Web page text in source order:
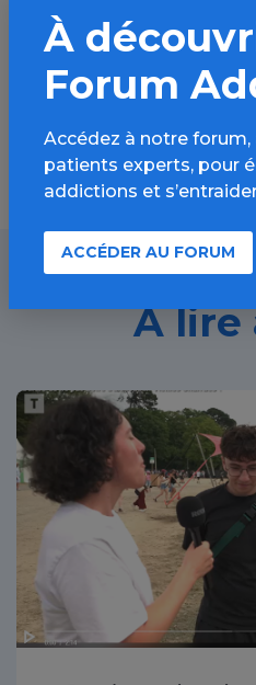
ressources,
À lire
À
Forum
Accédez à notre forum,
patients experts, pour
addictions et
ACCÉDER AU FORUM